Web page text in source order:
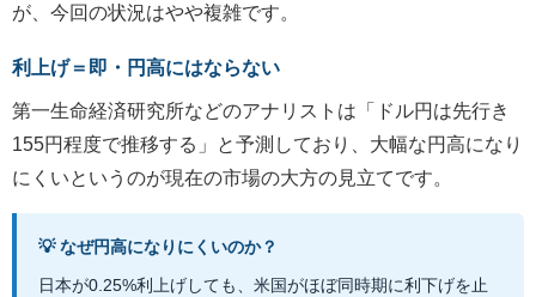
が、今回の状況はやや複雑です。
利上げ＝即・円高にはならない
第一生命経済研究所などのアナリストは「ドル円は先行き
155円程度で推移する」と予測しており、大幅な円高になり
にくいというのが現在の市場の大方の見立てです。
💡 なぜ円高になりにくいのか？
日本が0.25%利上げしても、米国がほぼ同時期に利下げを止